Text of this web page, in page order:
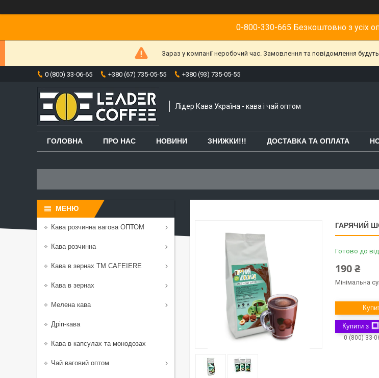
0-800-330-665 Безкоштовно з усіх
Зараз у компанії неробочий час. Замовлення та повідомлення
0 (800) 33-06-65 +380 (67) 735-05-55 +380 (93) 735-05-55
Лідер Кава Україна - кава і чай оптом
ГОЛОВНА ПРО НАС НОВИНИ ЗНИЖКИ!!! ДОСТАВКА ТА ОПЛАТА
ГАРЯЧИЙ
Готово до
190 ₴
Мінімальна
Купити з
0 (800) 33-
Кава розчинна вагова ОПТОМ
Кава розчинна
Кава в зернах TM CAFEIERE
Кава в зернах
Мелена кава
Дріп-кава
Кава в капсулах та монодозах
Чай ваговий оптом